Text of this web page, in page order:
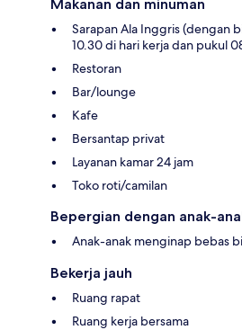
Makanan dan minuman
Sarapan Ala Inggris (dengan
10.30 di hari kerja dan pukul
Restoran
Bar/lounge
Kafe
Bersantap privat
Layanan kamar 24 jam
Toko roti/camilan
Bepergian dengan anak-
Anak-anak menginap bebas
Bekerja jauh
Ruang rapat
Ruang kerja bersama